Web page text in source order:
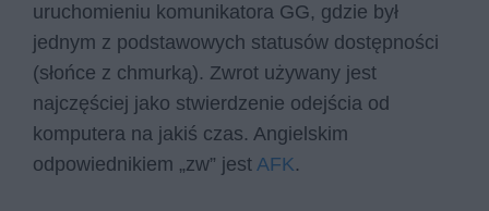
uruchomieniu komunikatora GG, gdzie był
jednym z podstawowych statusów dostępności
(słońce z chmurką). Zwrot używany jest
najczęściej jako stwierdzenie odejścia od
komputera na jakiś czas. Angielskim
odpowiednikiem „zw” jest AFK.